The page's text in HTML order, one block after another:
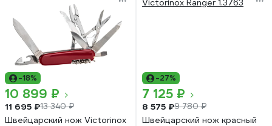
-18%
10 899 ₽
11 695 ₽13 340 ₽
Швейцарский нож Victorinox
-27%
7 125 ₽
8 575 ₽9 780 ₽
Швейцарский нож красный